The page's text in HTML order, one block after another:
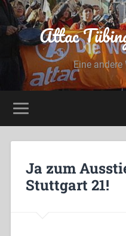
Attac
Eine
Ja zum
Stuttgart 21!